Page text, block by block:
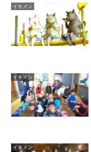
イキメン
イキメン
イキメン